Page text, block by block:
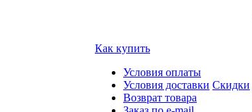
Как купить
Условия оплаты
Условия доставки
Возврат товара
Скидки